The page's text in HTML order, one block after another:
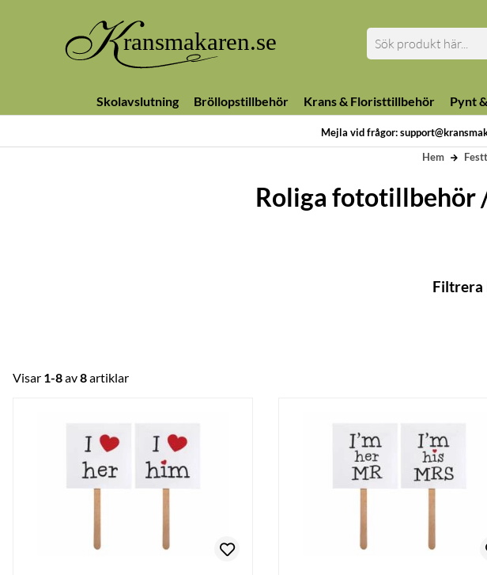
Mejla vid frågor:
Skolavslutning Bröllopstillbehör Krans & Floristtillbehör Pynt
Hem
Roliga fototillbehör
Filtrera
Visar 1-8av8artiklar